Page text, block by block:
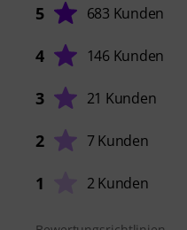
5 683 Kunden
4 146 Kunden
3 21 Kunden
2 7 Kunden
1 2 Kunden